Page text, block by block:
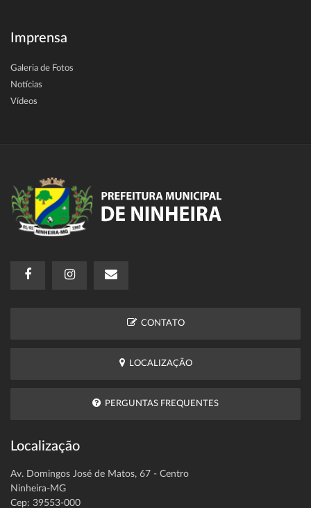
Imprensa
Galeria de Fotos
Notícias
Vídeos
CONTATO
LOCALIZAÇÃO
PERGUNTAS FREQUENTES
Localização
Av. Domingos José de Matos, 67 - Centro
Ninheira-MG
Cep: 39553-000